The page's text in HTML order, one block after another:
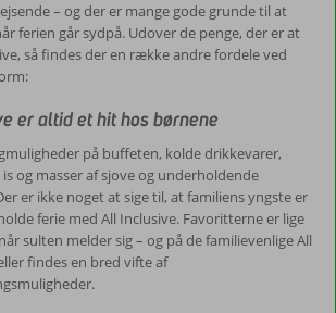
– og der er mange gode grunde til at
ferien går sydpå. Udover de penge, der er at
så findes der en række andre fordele ved
er altid et hit hos børnene
på buffeten, kolde drikkevarer,
og masser af sjove og underholdende
er ikke noget at sige til, at familiens yngste er
ferie med All Inclusive. Favoritterne er lige
sulten melder sig – og på de familievenlige All
findes en bred vifte af